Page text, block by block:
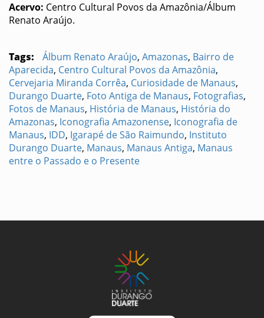
Acervo: Centro Cultural Povos da Amazônia/Álbum
Renato Araújo.
Tags: Álbum Renato Araújo, Amazonas, Bairro de
Aparecida, Centro Cultural Povos da Amazônia,
Cervejaria Miranda Corrêa, Curiosidade de Manaus,
Durango Duarte, Foto Antiga de Manaus, Fotografias,
Fotos de Manaus, História de Manaus, História do
Amazonas, Iconografia Amazonense, Iconografia de
Manaus, IDD, Igarapé de São Raimundo, Instituto
Durango Duarte, Manaus, Manaus Antiga, Manaus
entre o Passado e o Presente